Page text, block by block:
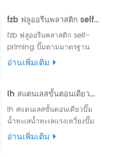
fzb ฟลูออรีนพลาสติก self-priming ปั๊ม
fzb ฟลูออรีนพลาสติก self-
priming ปั๊มตามมาตรฐาน
สากลชิ้นส่วนล้นเป็นพลาสติก
ตั้งภายนอกประทับตราเดียวจบ
เครื่องประทับตราภายนอก
ประกอบเครื่องและล้างน้ำ
สามารถ ที่กำหนดเอง
อ่านเพิ่มเติม
Ih สแตนเลสขั้นตอนเดียวปั๊มน้ำทะเลน้ำทะเลปั๊มแรงเหวี่ยง
Ih สแตนเลสขั้นตอนเดียวปั๊ม
น้ำทะเลน้ำทะเลแรงเหวี่ยงปั๊ม
สามารถทำจาก 304.316.316l
อ่านเพิ่มเติม